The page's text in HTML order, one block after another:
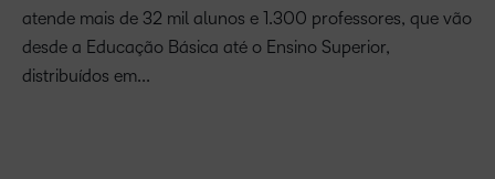
atende mais de 32 mil alunos e 1.300 professores, que vão
desde a Educação Básica até o Ensino Superior,
distribuídos em...